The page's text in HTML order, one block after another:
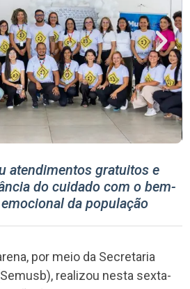
atendimentos gratuitos e
do cuidado com o bem-
da população
por meio da Secretaria
realizou nesta sexta-